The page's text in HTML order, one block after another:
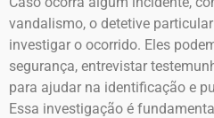
vandalismo, o detetive
investigar o ocorrido. Eles
segurança, entrevistar
para ajudar na identificação e
Essa investigação é